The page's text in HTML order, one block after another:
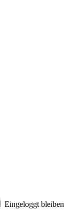
Eingeloggt bleiben